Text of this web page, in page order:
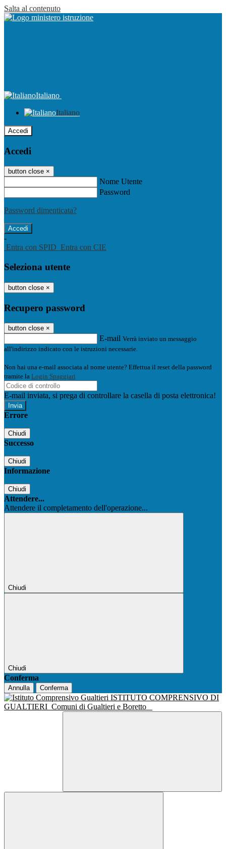
Salta al contenuto
Italiano
Italiano
Accedi
Accedi
button close ×
Nome Utente
Password
Password dimenticata?
-
Entra con SPID Entra con CIE
Seleziona utente
button close ×
Recupero password
button close ×
E-mail Verrà inviato un messaggio
all'indirizzo indicato con le istruzioni necessarie.
Non hai una e-mail associata al nome utente? Effettua il reset della password
tramite la Login Spaggiari
E-mail inviata, si prega di controllare la casella di posta elettronica!
Errore
Chiudi
Successo
Chiudi
Informazione
Chiudi
Attendere...
Attendere il completamento dell'operazione...
Chiudi
Chiudi
Conferma
Annulla Conferma
ISTITUTO COMPRENSIVO DI
GUALTIERI Comuni di Gualtieri e Boretto